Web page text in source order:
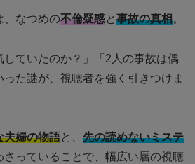
、なつめの不倫疑惑と 事故の真相。
していたのか？」「2人の事故は偶
た謎が、視聴者を強く引きつけま
夫婦の物語と、 先の読めないミステ
さっていることで、幅広い層の視聴